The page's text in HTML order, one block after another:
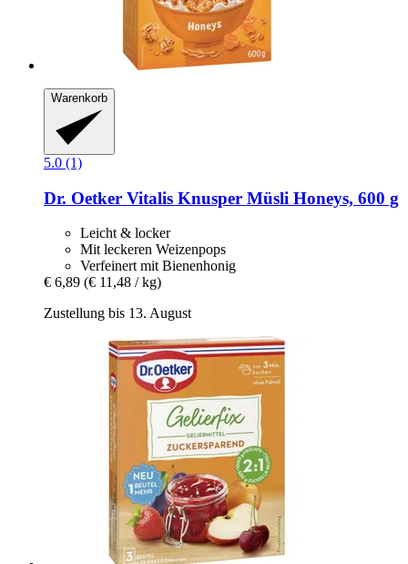
Warenkorb
5.0 (1)
Dr. Oetker Vitalis Knusper Müsli Honeys, 600 g
Leicht & locker
Mit leckeren Weizenpops
Verfeinert mit Bienenhonig
€ 6,89 (€ 11,48 / kg)
Zustellung bis 13. August